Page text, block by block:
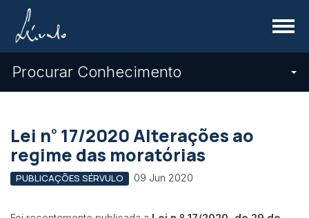
Menu
Procurar Conhecimento
Lei nº 17/2020 Alterações ao
regime das moratórias
PUBLICAÇÕES SÉRVULO 09 Jun 2020